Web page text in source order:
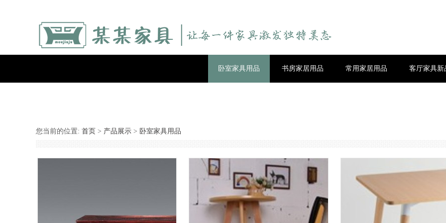
卧室家具用品 书房家居用品 常用家居用品 客厅家具新
您当前的位置: 首页 > 产品展示 > 卧室家具用品